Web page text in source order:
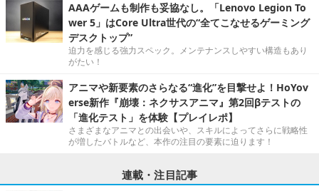
AAAゲームも制作も妥協なし。「Lenovo Legion To
wer 5」はCore Ultra世代の“全てこなせるゲーミング
デスクトップ”
迫力を感じる強力スペック。メンテナンスしやすい構造もあり
がたい！
アニマや新要素のさらなる“進化”を目撃せよ！HoYov
erse新作『崩壊：ネクサスアニマ』第2回βテストの
「進化テスト」を体験【プレイレポ】
さまざまなアニマとの出会いや、スキルによってさらに戦略性
が増したバトルなど、本作の注目の要素に迫ります！
連載・注目記事